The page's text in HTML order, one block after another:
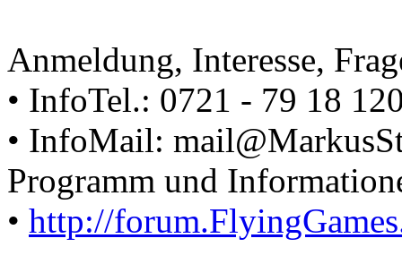
Anmeldung, Interesse,
• InfoTel.: 0721 - 79 18
• InfoMail:
Programm und
• http://